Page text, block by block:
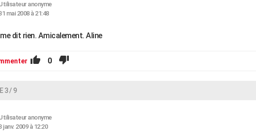
anonyme
mai 2008 à 21:48
dit rien. Amicalement. Aline
0
3 / 9
anonyme
janv. 2009 à 12:20